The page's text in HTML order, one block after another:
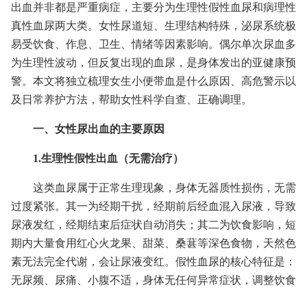
出血并非都是严重病症，主要分为生理性假性血尿和病理性
真性血尿两大类。女性尿道短、生理结构特殊，泌尿系统极
易受饮食、作息、卫生、情绪等因素影响。偶尔单次尿血多
为生理性波动，但反复出现的血尿，是身体发出的亚健康预
警。本文将独立梳理女生小便带血是什么原因、高危警示以
及日常养护方法，帮助女性科学自查、正确调理。
一、女性尿出血的主要原因
1.生理性假性出血（无需治疗）
这类血尿属于正常生理现象，身体无器质性损伤，无需
过度紧张。其一为经期干扰，经期前后经血混入尿液，导致
尿液发红，经期结束后症状自动消失；其二为饮食影响，短
期内大量食用红心火龙果、甜菜、桑葚等深色食物，天然色
素无法完全代谢，会让尿液变红。假性血尿的核心特征是：
无尿频、尿痛、小腹不适，身体无任何异常症状，调整饮食